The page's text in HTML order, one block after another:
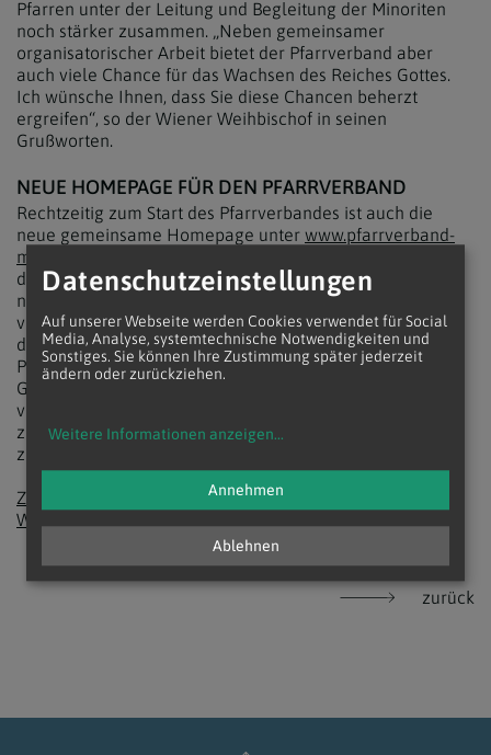
Pfarren unter der Leitung und Begleitung der Minoriten
noch stärker zusammen. „Neben gemeinsamer
organisatorischer Arbeit bietet der Pfarrverband aber
auch viele Chance für das Wachsen des Reiches Gottes.
Ich wünsche Ihnen, dass Sie diese Chancen beherzt
ergreifen“, so der Wiener Weihbischof in seinen
Grußworten.
NEUE HOMEPAGE FÜR DEN PFARRVERBAND
Rechtzeitig zum Start des Pfarrverbandes ist auch die
neue gemeinsame Homepage unter www.pfarrverband-
minoriten-weinviertel.at
dem Pfarrverband, aktuelle Gottesdienstzeiten und
natürlich Fotos aus den Pfarren werden rund um die Uhr
verfügbar sein und mit dem neuen Newsletter kommen
die pfarrlichen Informationen dann direkt in den
Posteingang von interessierten Pfarrangehörigen.
Generell ist geplant die Öffentlichkeitsarbeit und
verschiedenste Projekte nun gemeinsam durchzuführen,
zusammenzuarbeiten und in den nächsten Jahren
zusammenzuwachsen.
Zur Fotoalbum Startgottesdienst Pfarrverband Minoriten
Weinviertel
zurück
Datenschutzeinstellungen
Auf unserer Webseite werden Cookies verwendet für Social
Media, Analyse, systemtechnische Notwendigkeiten und
Sonstiges. Sie können Ihre Zustimmung später jederzeit
ändern oder zurückziehen.
Weitere Informationen anzeigen...
Ablehnen
Annehmen